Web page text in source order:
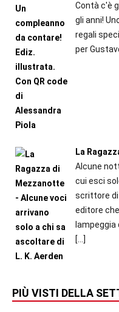
Contà c'è
gli anni!
regali
per
La
Alcune
cui esci
scrittore di
editore
lampeggia
[…]
PIÙ VISTI DELLA